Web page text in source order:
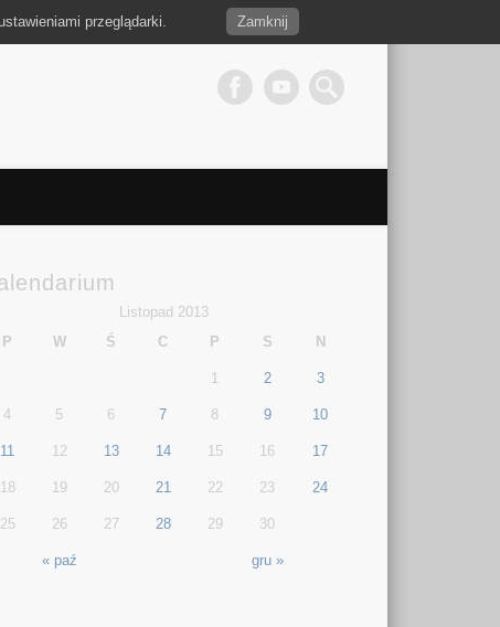
Listopad 2013
P
W Ś C P S N
« paź gru »
1 2 3
4 5 6 7 8 9 10
11 12 13 14 15 16 17
18 19 20 21 22 23 24
25 26 27 28 29 30
przeglądarki. Zamknij